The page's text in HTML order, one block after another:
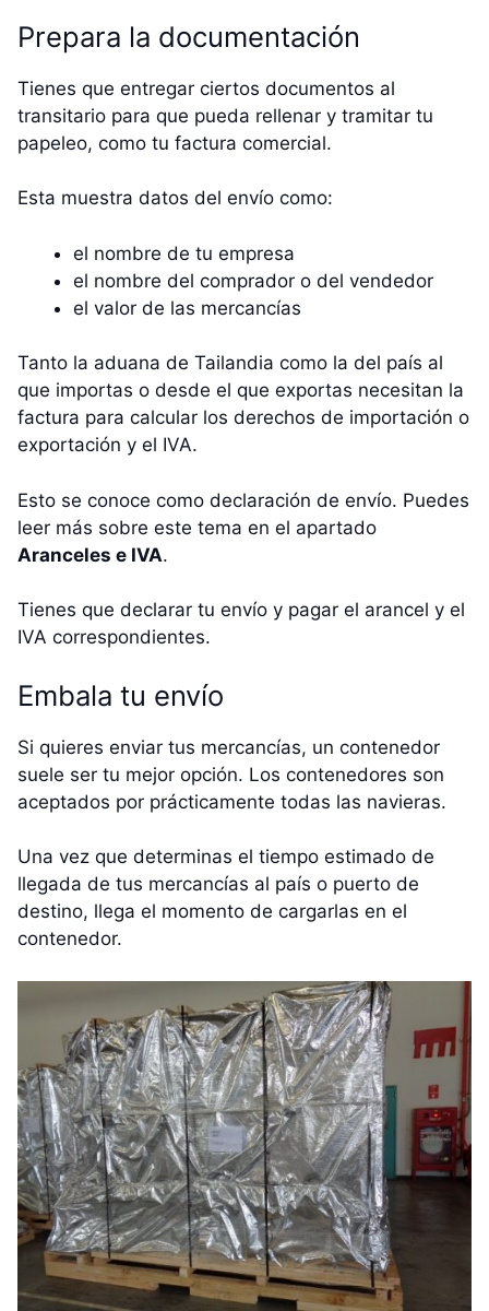
Prepara la documentación
Tienes que entregar ciertos documentos al
transitario para que pueda rellenar y tramitar tu
papeleo, como tu factura comercial.
Esta muestra datos del envío como:
el nombre de tu empresa
el nombre del comprador o del vendedor
el valor de las mercancías
Tanto la aduana de Tailandia como la del país al
que importas o desde el que exportas necesitan la
factura para calcular los derechos de importación o
exportación y el IVA.
Esto se conoce como declaración de envío. Puedes
leer más sobre este tema en el apartado
Aranceles e IVA.
Tienes que declarar tu envío y pagar el arancel y el
IVA correspondientes.
Embala tu envío
Si quieres enviar tus mercancías, un contenedor
suele ser tu mejor opción. Los contenedores son
aceptados por prácticamente todas las navieras.
Una vez que determinas el tiempo estimado de
llegada de tus mercancías al país o puerto de
destino, llega el momento de cargarlas en el
contenedor.